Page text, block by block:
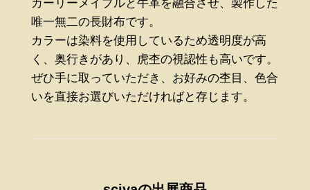
カーリーメイプルと牛革を融合させ、製作した
唯一無二の長財布です。
カラーは染料を使用しているため透明度が高
く、奥行きがあり、虎杢の視認性も高いです。
ぜひ手に取っていただき、お好みの杢目、色合
いを直接お選びいただければと存じます。